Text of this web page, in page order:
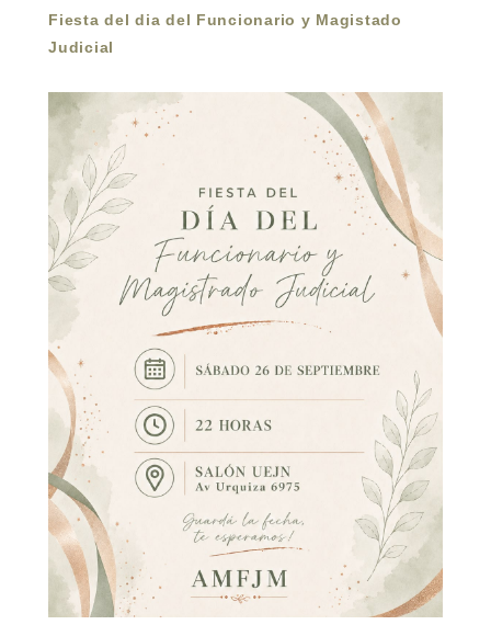
Fiesta del dia del Funcionario y Magistado
Judicial